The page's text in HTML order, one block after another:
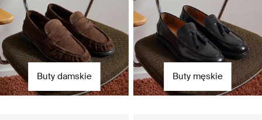
Buty damskie Buty męskie